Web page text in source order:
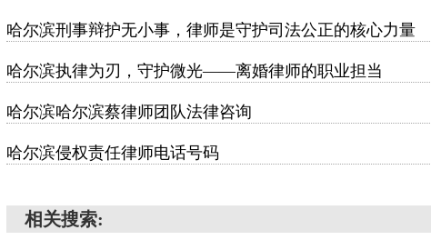
哈尔滨刑事辩护无小事，律师是守护司法公正的核心力量
哈尔滨执律为刃，守护微光——离婚律师的职业担当
哈尔滨哈尔滨蔡律师团队法律咨询
哈尔滨侵权责任律师电话号码
相关搜索: